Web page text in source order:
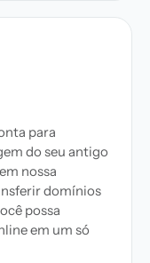
para
do seu antigo
nossa
domínios
possa
em um só